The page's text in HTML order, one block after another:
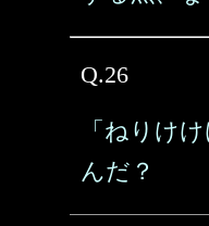
Q.26
「ねりけ
んだ？